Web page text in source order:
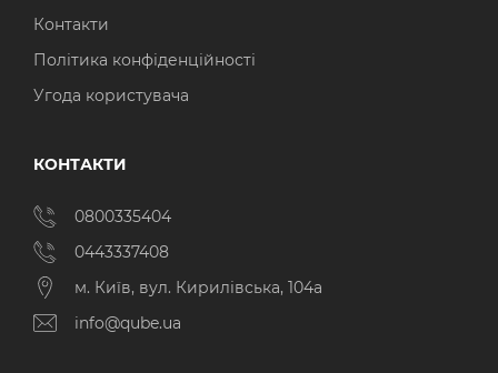
Контакти
Політика конфіденційності
Угода користувача
КОНТАКТИ
0800335404
0443337408
м. Київ, вул. Кирилівська, 104а
info@qube.ua